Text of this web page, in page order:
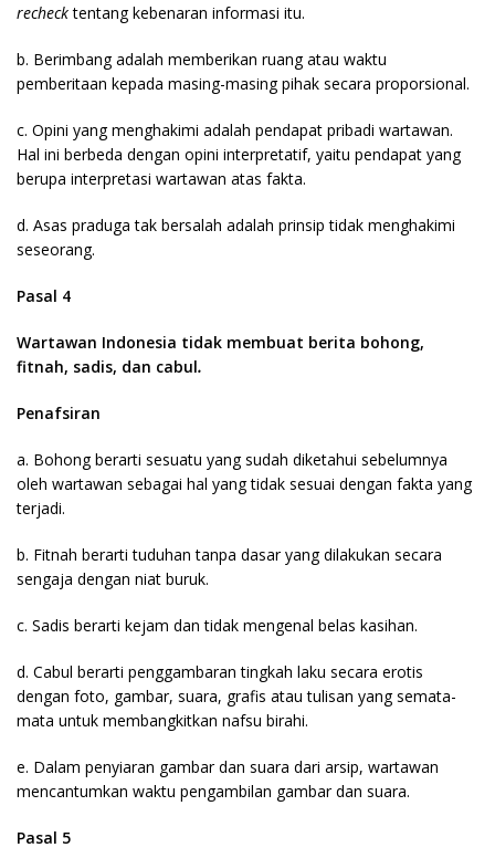
rechecktentang kebenaran informasi itu.
b. Berimbang adalah memberikan ruang atau waktu
pemberitaan kepada masing-masing pihak secara proporsional.
c. Opini yang menghakimi adalah pendapat pribadi wartawan.
Hal ini berbeda dengan opini interpretatif, yaitu pendapat yang
berupa interpretasi wartawan atas fakta.
d. Asas praduga tak bersalah adalah prinsip tidak menghakimi
seseorang.
Pasal 4
Wartawan Indonesia tidak membuat berita bohong,
fitnah, sadis, dan cabul.
Penafsiran
a. Bohong berarti sesuatu yang sudah diketahui sebelumnya
oleh wartawan sebagai hal yang tidak sesuai dengan fakta yang
terjadi.
b. Fitnah berarti tuduhan tanpa dasar yang dilakukan secara
sengaja dengan niat buruk.
c. Sadis berarti kejam dan tidak mengenal belas kasihan.
d. Cabul berarti penggambaran tingkah laku secara erotis
dengan foto, gambar, suara, grafis atau tulisan yang semata-
mata untuk membangkitkan nafsu birahi.
e. Dalam penyiaran gambar dan suara dari arsip, wartawan
mencantumkan waktu pengambilan gambar dan suara.
Pasal 5